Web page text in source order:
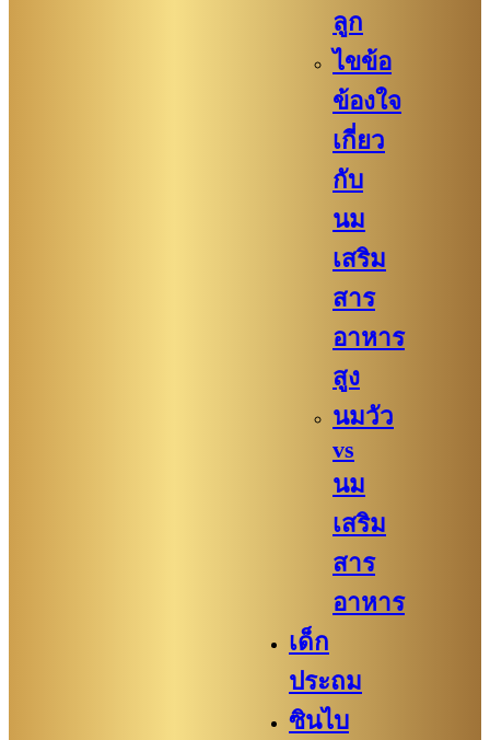
ลูก
ไขข้อ
ข้องใจ
เกี่ยว
กับ
นม
เสริม
สาร
อาหาร
สูง
นมวัว
vs
นม
เสริม
สาร
อาหาร
เด็ก
ประถม
ซินไบ